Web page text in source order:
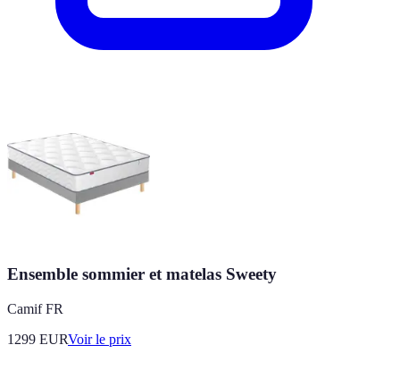
Ensemble sommier et matelas Sweety
Camif FR
1299 EURVoir le prix